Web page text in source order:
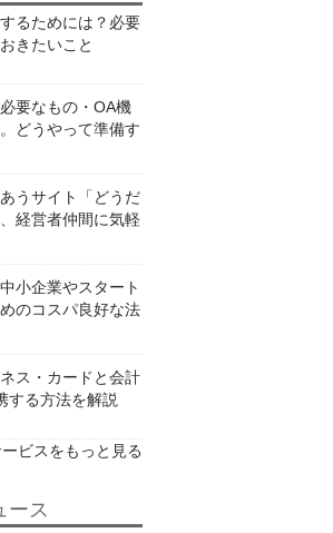
るためには？必要
きたいこと
要なもの・OA機
どうやって準備す
うサイト「どうだ
経営者仲間に気軽
小企業やスタート
のコスパ良好な法
ス・カードと会計
する方法を解説
ビスをもっと見る
ース